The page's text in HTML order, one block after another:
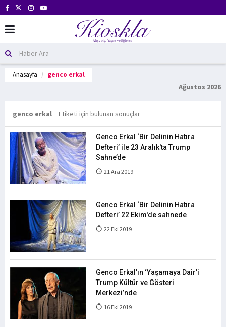
Anasayfa genco erkal
Ağustos 2026
genco erkal Etiketi için bulunan sonuçlar
Genco Erkal ‘Bir Delinin Hatıra
Defteri’ ile 23 Aralık'ta Trump
Sahne’de
21 Ara 2019
Genco Erkal ‘Bir Delinin Hatıra
Defteri’ 22 Ekim'de sahnede
22 Eki 2019
Genco Erkal’ın ‘Yaşamaya Dair’i
Trump Kültür ve Gösteri
Merkezi’nde
16 Eki 2019